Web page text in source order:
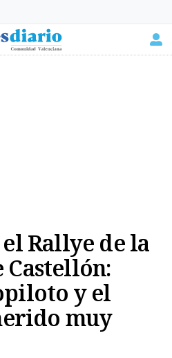
Rallye de la
Castellón:
y el
muy